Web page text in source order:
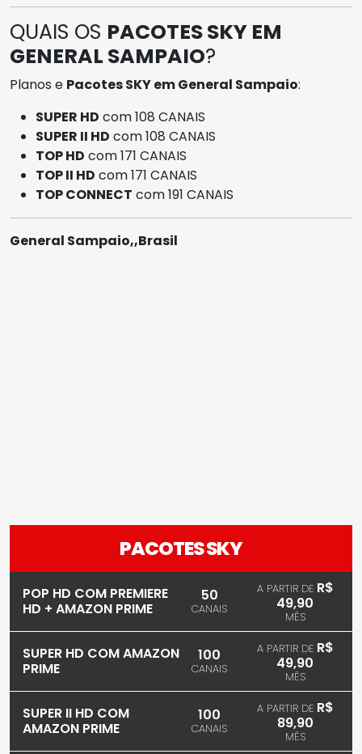
QUAIS OS PACOTES SKY EM
GENERAL SAMPAIO?
Planos e Pacotes SKY em General Sampaio:
SUPER HD com 108 CANAIS
SUPER II HD com 108 CANAIS
TOP HD com 171 CANAIS
TOP II HD com 171 CANAIS
TOP CONNECT com 191 CANAIS
General Sampaio,,Brasil
PACOTES SKY
POP HD COM PREMIERE
HD + AMAZON PRIME
50
CANAIS
A PARTIR DE R$
49,90
MÊS
SUPER HD COM AMAZON
PRIME
100
CANAIS
A PARTIR DE R$
49,90
MÊS
SUPER II HD COM
AMAZON PRIME
100
CANAIS
A PARTIR DE R$
89,90
MÊS